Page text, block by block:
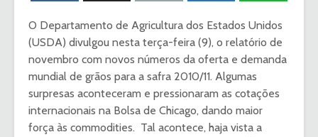
O Departamento de Agricultura dos Estados Unidos
(USDA) divulgou nesta terça-feira (9), o relatório de
novembro com novos números da oferta e demanda
mundial de grãos para a safra 2010/11. Algumas
surpresas aconteceram e pressionaram as cotações
internacionais na Bolsa de Chicago, dando maior
força às commodities. Tal acontece, haja vista a